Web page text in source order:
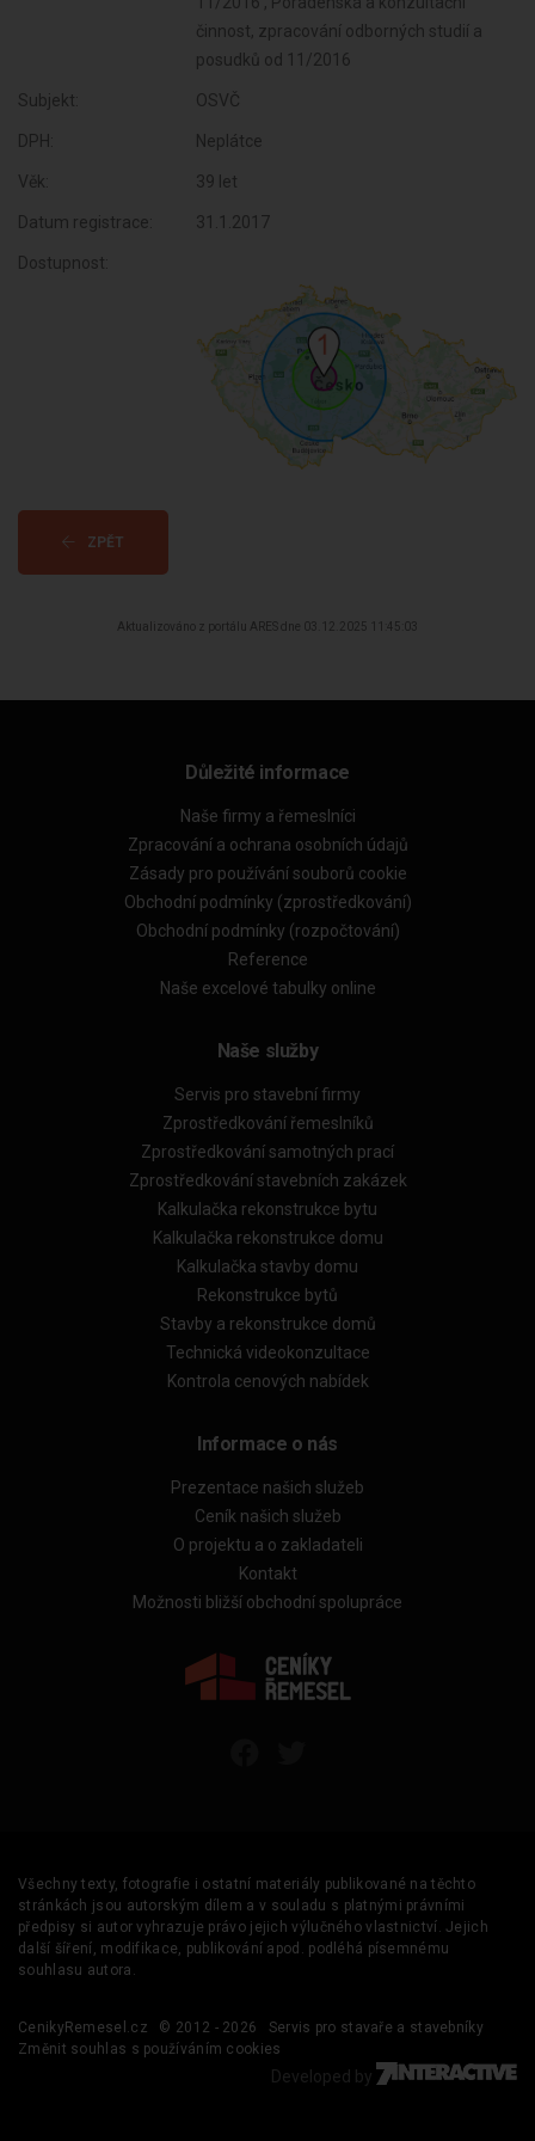
činnost, zpracování odborných studií a
posudků od 11/2016
Subjekt: OSVČ
DPH: Neplátce
Věk: 39 let
Datum registrace: 31.1.2017
Dostupnost:
ZPĚT
Aktualizováno z portálu ARES dne 03.12.2025 11:45:03
Důležité informace
Naše firmy a řemeslníci
Zpracování a ochrana osobních údajů
Zásady pro používání souborů cookie
Obchodní podmínky (zprostředkování)
Obchodní podmínky (rozpočtování)
Reference
Naše excelové tabulky online
Naše služby
Servis pro stavební firmy
Zprostředkování řemeslníků
Zprostředkování samotných prací
Zprostředkování stavebních zakázek
Kalkulačka rekonstrukce bytu
Kalkulačka rekonstrukce domu
Kalkulačka stavby domu
Rekonstrukce bytů
Stavby a rekonstrukce domů
Technická videokonzultace
Kontrola cenových nabídek
Informace o nás
Prezentace našich služeb
Ceník našich služeb
O projektu a o zakladateli
Kontakt
Možnosti bližší obchodní spolupráce
Všechny texty, fotografie i ostatní materiály publikované na těchto
stránkách jsou autorským dílem a v souladu s platnými právními
předpisy si autor vyhrazuje právo jejich výlučného vlastnictví. Jejich
další šíření, modifikace, publikování apod. podléhá písemnému
souhlasu autora.
CenikyRemesel.cz © 2012 - 2026
Servis pro stavaře a stavebníky
Změnit souhlas s používáním cookies
Developed by